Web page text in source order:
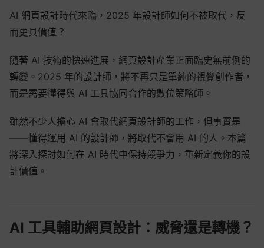
AI 網頁設計時代來臨，2025 年設計師如何不被取代，反
而更具價值？
隨著 AI 技術的快速進展，網頁設計產業正面臨史無前例的
轉變。2025 年的設計師，將不再只是單純的視覺創作者，
而是需要懂得與 AI 工具協同合作的數位策略師。
雖然不少人擔心 AI 會取代網頁設計師的工作，但事實是
——懂得運用 AI 的設計師，將取代不會用 AI 的人。本篇
將深入探討如何在 AI 時代中保持競爭力，重新定義你的設
計價值。
AI 工具輔助網頁設計：威脅還是轉機？